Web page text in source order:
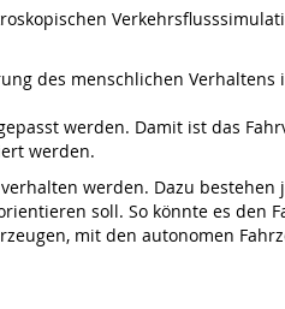
des menschlichen Verhaltens
werden. Damit ist das
werden.
werden. Dazu
soll. So könnte es den
mit den autonomen